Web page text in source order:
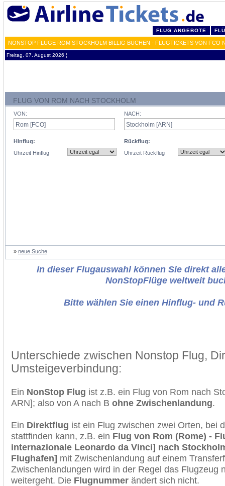
FLUG ANGEBOTE
NONSTOP FLÜGE ROM STOCKHOLM BILLIG BUCHEN - FLUGTICKETS VON FCO
Freitag, 07. August 2026 ¦
FLUG VON ROM NACH STOCKHOLM
VON:
Hinflug:
Uhrzeit Hinflug
NACH:
Rückflug:
Uhrzeit Rückflug
» neue Suche
In dieser Flugauswahl können Sie direkt
NonStopFlüge weltweit
Bitte wählen Sie einen Hinflug- und
Unterschiede zwischen Nonstop Flug,
Umsteigeverbindung:
Ein NonStop Flug ist z.B. ein Flug von Rom nach
ARN]; also von A nach B ohne Zwischenlandung.
Ein Direktflug ist ein Flug zwischen zwei Orten, bei
stattfinden kann, z.B. ein Flug von Rom (Rome) -
internazionale Leonardo da Vinci] nach
Flughafen] mit Zwischenlandung auf einem
Zwischenlandungen wird in der Regel das Flugzeug
weitergeht. Die Flugnummer ändert sich nicht.